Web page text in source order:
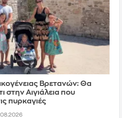
Βρετανών: Θα
στην Αιγιάλεια που
πυρκαγιές